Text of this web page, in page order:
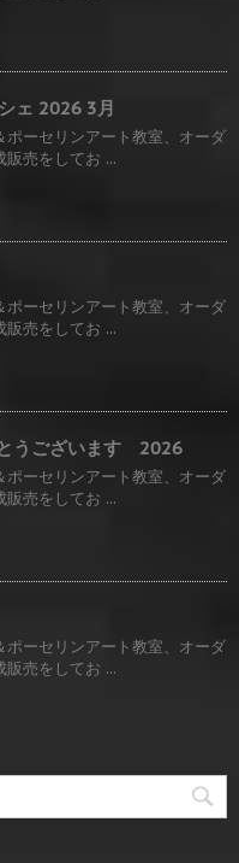
ェ 2026 3月
ポーセリンアート教室、オーダ
販売をしてお ...
ポーセリンアート教室、オーダ
販売をしてお ...
うございます 2026
ポーセリンアート教室、オーダ
販売をしてお ...
ポーセリンアート教室、オーダ
販売をしてお ...